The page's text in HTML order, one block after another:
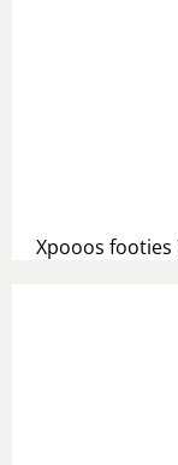
Xpooos footies